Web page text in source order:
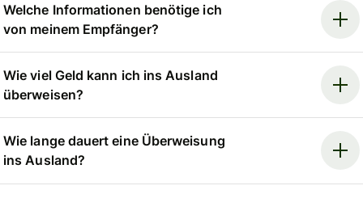
Welche Informationen benötige ich
von meinem Empfänger?
Wie viel Geld kann ich ins Ausland
überweisen?
Wie lange dauert eine Überweisung
ins Ausland?